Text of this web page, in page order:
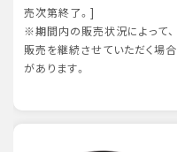
売次第終了。]
※期間内の販売状況によって、
販売を継続させていただく場合
があります。